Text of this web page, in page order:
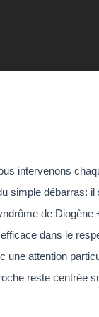
intervenons
débarras:
de
dans le
une attention
reste